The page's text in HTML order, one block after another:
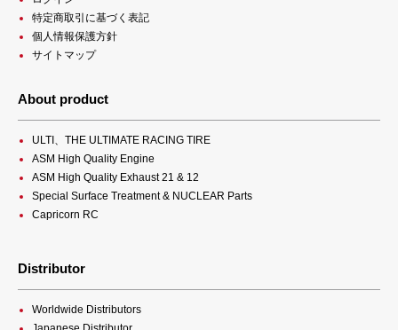
特定商取引に基づく表記
個人情報保護方針
サイトマップ
About product
ULTI、THE ULTIMATE RACING TIRE
ASM High Quality Engine
ASM High Quality Exhaust 21 & 12
Special Surface Treatment & NUCLEAR Parts
Capricorn RC
Distributor
Worldwide Distributors